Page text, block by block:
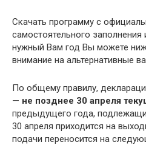
Скачать программу с
самостоятельного
нужный Вам год Вы можете
внимание на альтернативные
По общему правилу,
— не позднее 30 апреля
предыдущего года,
30 апреля приходится на
подачи переносится на